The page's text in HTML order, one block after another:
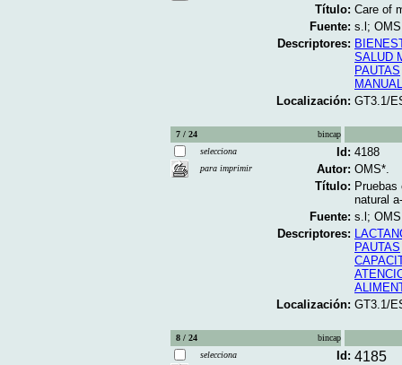
Título: Care of
Fuente: s.l;
Descriptores:
SALUD
PAUTAS
Localización: GT3.1/
7 / 24
bincap
selecciona
para imprimir
Id: 4188
Autor: OMS*.
Título:
natural a-
Fuente: s.l;
Descriptores:
PAUTAS
Localización: GT3.1/
8 / 24
bincap
selecciona
Id: 4185